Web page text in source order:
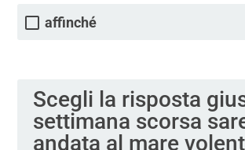
affinché
Scegli la risposta
settimana scorsa
andata al mare